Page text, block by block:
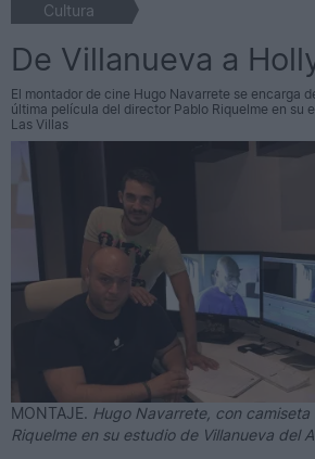
Cultura
De Villanueva a
El montador de cine Hugo Navarrete se encarga
última película del director Pablo Riquelme en su
Las Villas
MONTAJE. Hugo Navarrete, con
Riquelme en su estudio de Villanueva del